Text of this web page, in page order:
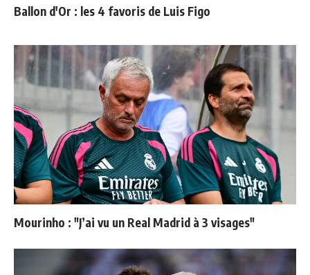
Ballon d'Or : les 4 favoris de Luis Figo
Mourinho : "J’ai vu un Real Madrid à 3 visages"